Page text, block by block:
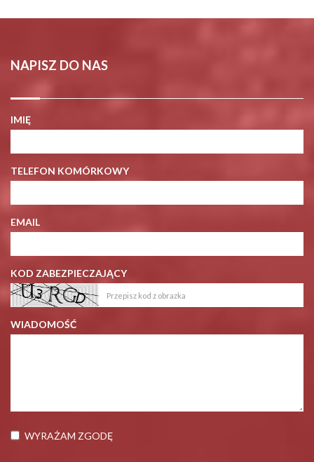
NAPISZ DO NAS
IMIĘ
TELEFON KOMÓRKOWY
EMAIL
KOD ZABEZPIECZAJĄCY
WIADOMOŚĆ
WYRAŻAM ZGODĘ